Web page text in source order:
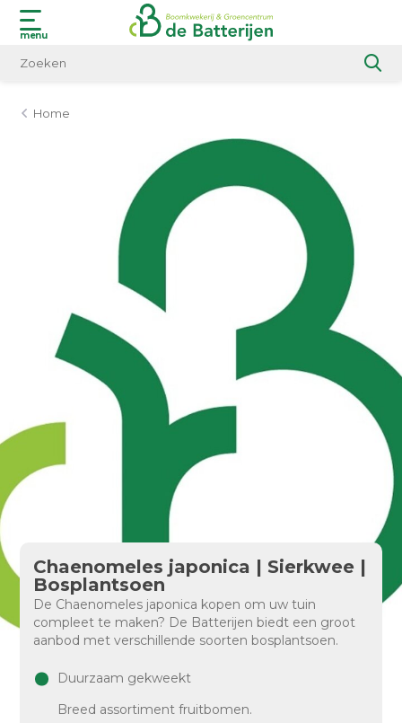
menu
Home
Chaenomeles japonica | Sierkwee |
Bosplantsoen
De Chaenomeles japonica kopen om uw tuin
compleet te maken? De Batterijen biedt een groot
aanbod met verschillende soorten bosplantsoen.
Duurzaam gekweekt
Breed assortiment fruitbomen.